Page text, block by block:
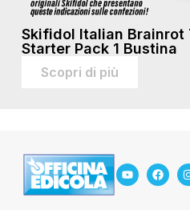
Skifidol Italian Brainrot
Starter Pack 1 Bustina
Scopri di più